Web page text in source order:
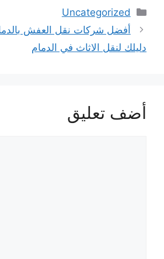
التصنيفات
Uncategorized
دليلك لنقل الاثاث في الدمام
أضف تعليق